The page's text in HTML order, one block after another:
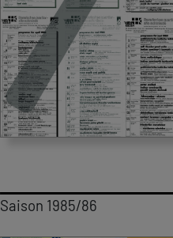
Saison 1985/86